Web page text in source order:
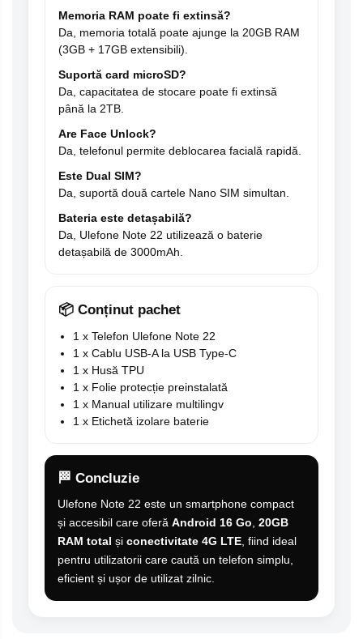
Memoria RAM poate fi extinsă?
Da, memoria totală poate ajunge la 20GB RAM
(3GB + 17GB extensibili).
Suportă card microSD?
Da, capacitatea de stocare poate fi extinsă
până la 2TB.
Are Face Unlock?
Da, telefonul permite deblocarea facială rapidă.
Este Dual SIM?
Da, suportă două cartele Nano SIM simultan.
Bateria este detașabilă?
Da, Ulefone Note 22 utilizează o baterie
detașabilă de 3000mAh.
📦 Conținut pachet
1 x Telefon Ulefone Note 22
1 x Cablu USB-A la USB Type-C
1 x Husă TPU
1 x Folie protecție preinstalată
1 x Manual utilizare multilingv
1 x Etichetă izolare baterie
🏁 Concluzie
Ulefone Note 22 este un smartphone compact
și accesibil care oferă Android 16 Go 20GB
RAM total și conectivitate 4G LTE , fiind ideal
pentru utilizatorii care caută un telefon simplu,
eficient și ușor de utilizat zilnic.